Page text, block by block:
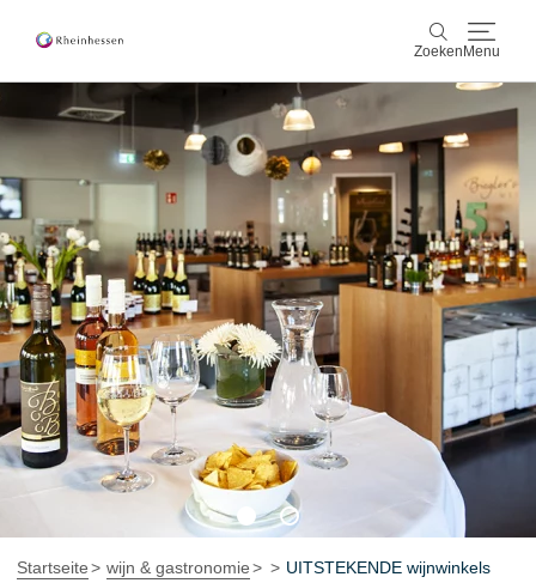
Zoeken Menu
wijn & gastronomie
actief & natuur
Cultuur & Steden
Events
reservering & service
Rheinhessen-Blog kaart
Startseite wijn & gastronomie UITSTEKENDE wijnwinkels